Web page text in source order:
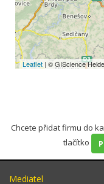
Leaflet | © GIScience
Chcete přidat firmu do
tlačítko
Mediatel